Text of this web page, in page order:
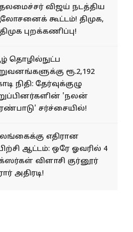
விஜய் நடத்திய
கூட்டம்! திமுக,
புறக்கணிப்பு!
தொழில்நுட்ப
ரூ.2,192
நிதி: தேர்வுக்குழு
'நலன்
சர்ச்சையில்!
எதிரான
ஆட்டம்: ஒரே ஓவரில் 4
விளாசி குர்னூர்
அதிரடி!